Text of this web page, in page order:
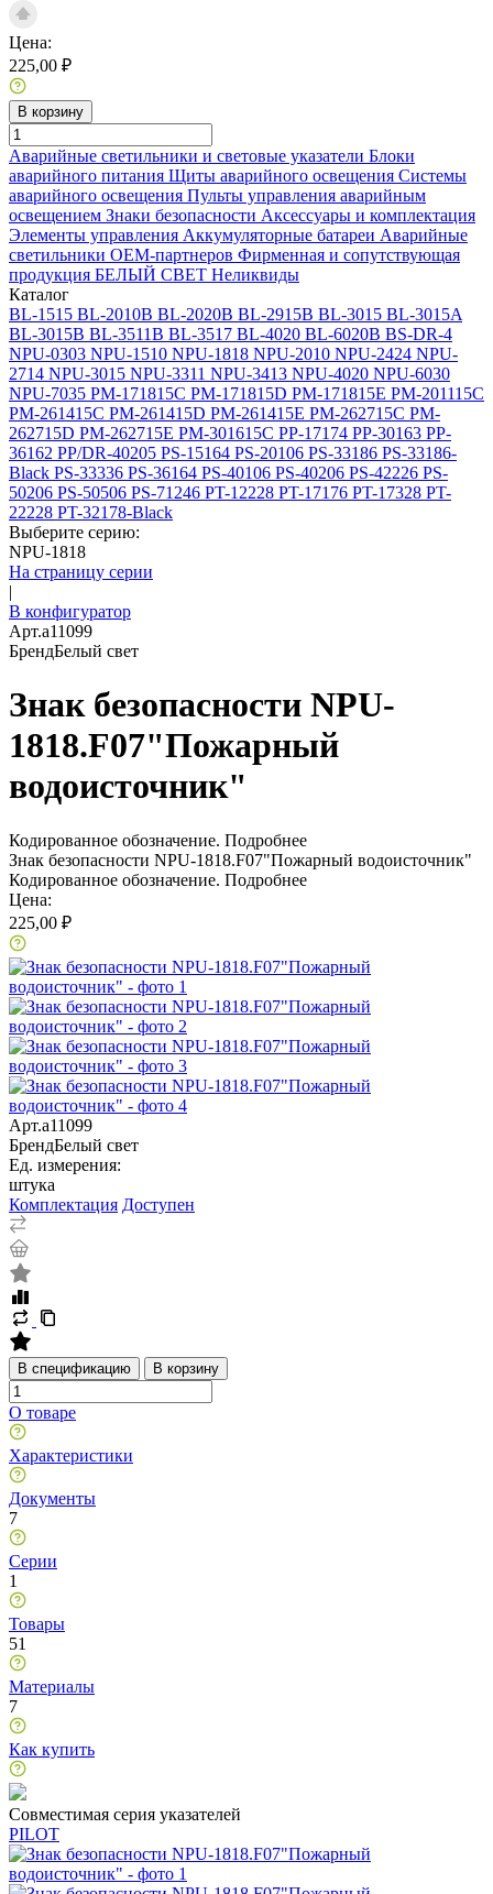
Цена:
225,00 ₽
В корзину
Аварийные светильники и световые указатели Блоки
аварийного питания Щиты аварийного освещения Системы
аварийного освещения Пульты управления аварийным
освещением Знаки безопасности Аксессуары и комплектация
Элементы управления Аккумуляторные батареи Аварийные
светильники ОЕМ-партнеров Фирменная и сопутствующая
продукция БЕЛЫЙ СВЕТ Неликвиды
Каталог
BL-1515 BL-2010B BL-2020B BL-2915B BL-3015 BL-3015A
BL-3015B BL-3511B BL-3517 BL-4020 BL-6020B BS-DR-4
NPU-0303 NPU-1510 NPU-1818 NPU-2010 NPU-2424 NPU-
2714 NPU-3015 NPU-3311 NPU-3413 NPU-4020 NPU-6030
NPU-7035 PM-171815C PM-171815D PM-171815E PM-201115C
PM-261415C PM-261415D PM-261415E PM-262715C PM-
262715D PM-262715E PM-301615C PP-17174 PP-30163 PP-
36162 PP/DR-40205 PS-15164 PS-20106 PS-33186 PS-33186-
Black PS-33336 PS-36164 PS-40106 PS-40206 PS-42226 PS-
50206 PS-50506 PS-71246 PT-12228 PT-17176 PT-17328 PT-
22228 PT-32178-Black
Выберите серию:
NPU-1818
На страницу серии
|
В конфигуратор
Арт.a11099
БрендБелый свет
Знак безопасности NPU-
1818.F07"Пожарный
водоисточник"
Кодированное обозначение. Подробнее
Знак безопасности NPU-1818.F07"Пожарный водоисточник"
Кодированное обозначение. Подробнее
Цена:
225,00 ₽
Арт.a11099
БрендБелый свет
Ед. измерения:
штука
Комплектация Доступен
В спецификацию В корзину
О товаре
Характеристики
Документы
7
Серии
1
Товары
51
Материалы
7
Как купить
Совместимая серия указателей
PILOT